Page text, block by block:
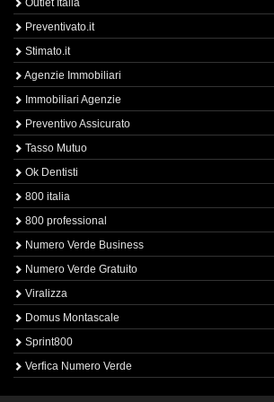
Outlet Italia
Preventivato.it
Stimato.it
Agenzie Immobiliari
Immobiliari Agenzie
Preventivo Assicurato
Tasso Mutuo
Ok Dentisti
800 italia
800 professional
Numero Verde Business
Numero Verde Gratuito
Viralizza
Domus Montascale
Sprint800
Verfica Numero Verde